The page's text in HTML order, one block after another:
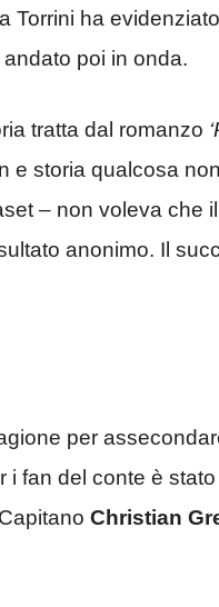
Torrini ha
poi in onda.
tratta dal romanzo
e storia qualcosa
– non voleva che
anonimo. Il
per
i fan del conte è
Christian